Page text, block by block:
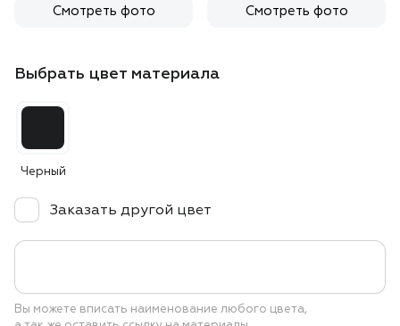
Смотреть фото Смотреть фото
Выбрать цвет материала
Черный
Заказать другой цвет
Вы можете вписать наименование любого цвета,